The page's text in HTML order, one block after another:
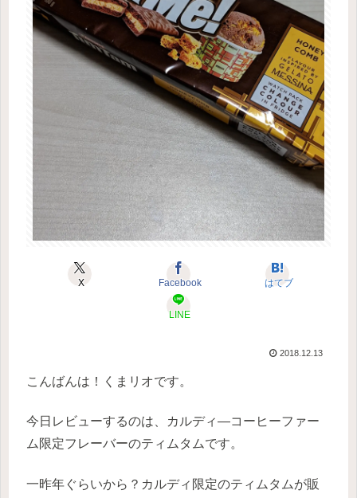
X Facebook はてブ
LINE
2018.12.13
こんばんは！くまリオです。
今日レビューするのは、カルディ―コーヒーファー
ム限定フレーバーのティムタムです。
一昨年ぐらいから？カルディ限定のティムタムが販